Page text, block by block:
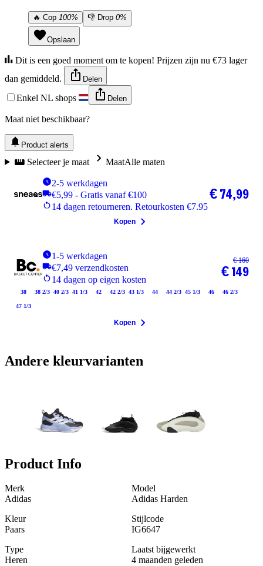
🔥 Cop 100% 👎 Drop 0%
Opslaan
Dit is een goed moment om te kopen! Prijzen zijn nu €73 lager
dan gemiddeld.
Delen
Enkel NL shops Delen
Maat niet beschikbaar?
Product alerts
Selecteer je maat MaatAlle maten
2-5 werkdagen
€5,99 - Gratis vanaf €100
14 dagen retourneren. Retourkosten €7.95
€ 74,99
Kopen
1-5 werkdagen
€7,49 verzendkosten
14 dagen op eigen kosten
38 38 2/3 40 2/3 41 1/3 42 42 2/3 43 1/3 44 44 2/3 45 1/3 46 46 2/3
47 1/3
€ 160
€ 149
Kopen
Andere kleurvarianten
Product Info
Merk
Adidas
Model
Adidas Harden
Kleur
Paars
Stijlcode
IG6647
Type
Heren
Laatst bijgewerkt
4 maanden geleden